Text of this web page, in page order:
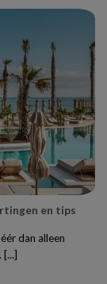
en tips
dan alleen